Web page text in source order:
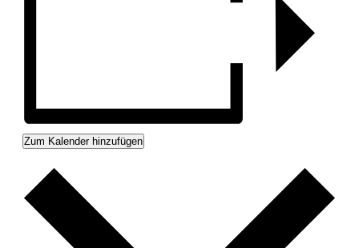
Zum Kalender hinzufügen